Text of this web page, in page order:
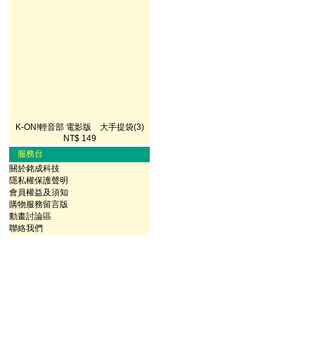
K-ON!輕音部 電影版 大手提袋(3)
NT$ 149
服務台
關於銘成科技
隱私權保護聲明
會員權益及須知
購物服務留言版
動畫討論區
聯絡我們